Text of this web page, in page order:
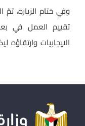
وفي ختام الزيارة،
تقييم العمل في
الايجابيات